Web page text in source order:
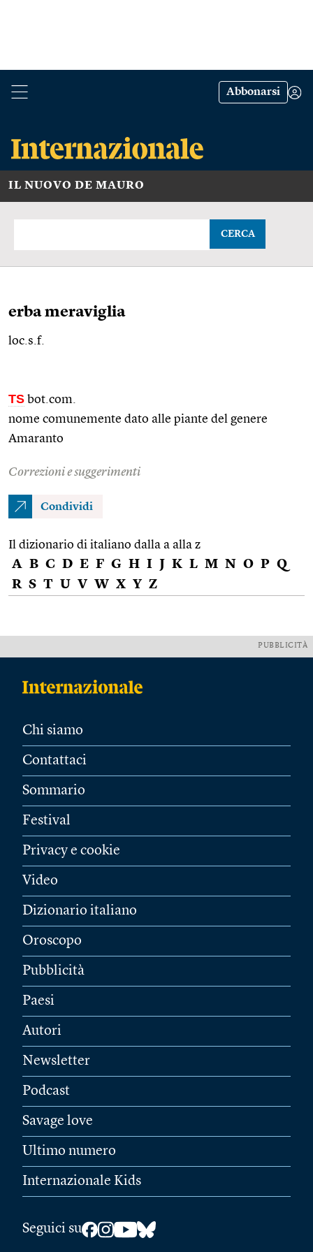
Abbonarsi
IL NUOVO DE MAURO
CERCA
erba meraviglia
loc.s.f.
TS bot.com.
nome comunemente dato alle piante del genere
Amaranto
Correzioni e suggerimenti
Condividi
Il dizionario di italiano dalla a alla z
A B C D E F G H I J K L M N O P Q
R S T U V W X Y Z
PUBBLICITÀ
Chi siamo
Contattaci
Sommario
Festival
Privacy e cookie
Video
Dizionario italiano
Oroscopo
Pubblicità
Paesi
Autori
Newsletter
Podcast
Savage love
Ultimo numero
Internazionale Kids
Seguici su